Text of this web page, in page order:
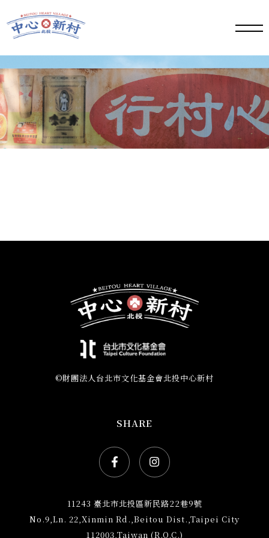
手機
單按
©財團法人台北市文化基金會北投中心新村
SHARE
Facebook社群網站icon
Instagram社群網站
11243 臺北市北投區新民路22巷9號
No.9,Ln. 22,Xinmin Rd.,Beitou Dist.,Taipei City
112003,Taiwan (R.O.C.)